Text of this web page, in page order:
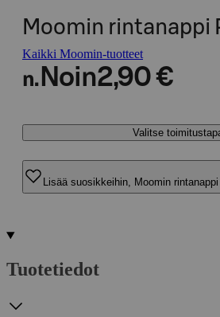
Moomin rintanappi
Kaikki Moomin-tuotteet
n. Noin2,90 €
Valitse
Lisää suosikkeihin, Moomin
Tuotetiedot